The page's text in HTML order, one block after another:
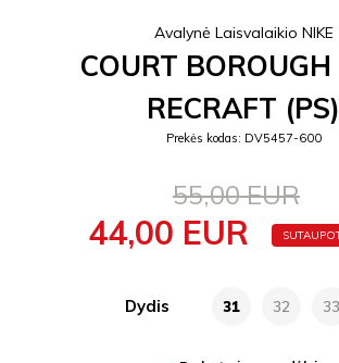
Avalynė Laisvalaikio NIKE
COURT
RECRAFT (PS)
Prekės kodas: DV5457-600
55,00 EUR
44,00 EUR
Dydis 31 32 33